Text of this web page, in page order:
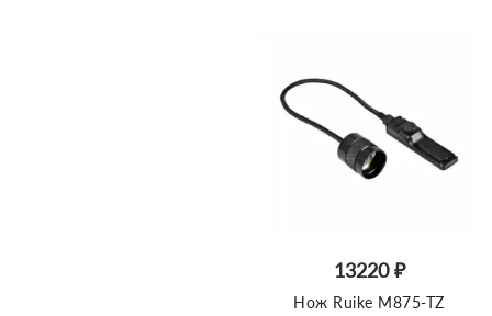
13220 ₽
Нож Ruike M875-TZ